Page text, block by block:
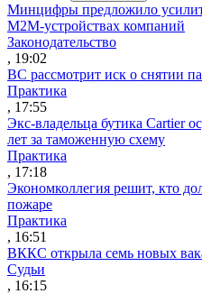
Минцифры предложило
M2M-устройствах компаний
Законодательство
, 19:02
ВС рассмотрит иск о снятии
Практика
, 17:55
Экс-владельца бутика Cartier
лет за таможенную схему
Практика
, 17:18
Экономколлегия решит, кто
пожаре
Практика
, 16:51
ВККС открыла семь новых
Судьи
, 16:15